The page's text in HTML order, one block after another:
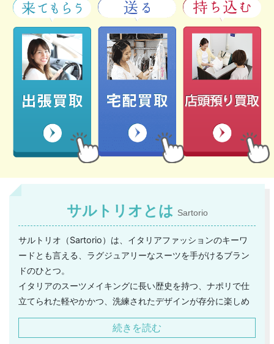
サルトリオとは Sartorio
サルトリオ（Sartorio）は、イタリアファッションのキーワ
ードとも言える、ラグジュアリーなスーツを手がけるブラン
ドのひとつ。
イタリアのスーツメイキングに長い歴史を持つ、ナポリで仕
立てられた軽やかかつ、洗練されたデザインが存分に楽しめ
るブランドです。
サルトリオ（Sartorio）独自の魅力を感じることができるの
続きを読む